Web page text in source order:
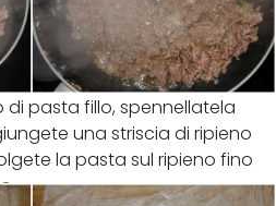
di pasta fillo, spennellatela
una striscia di ripieno
la pasta sul ripieno fino